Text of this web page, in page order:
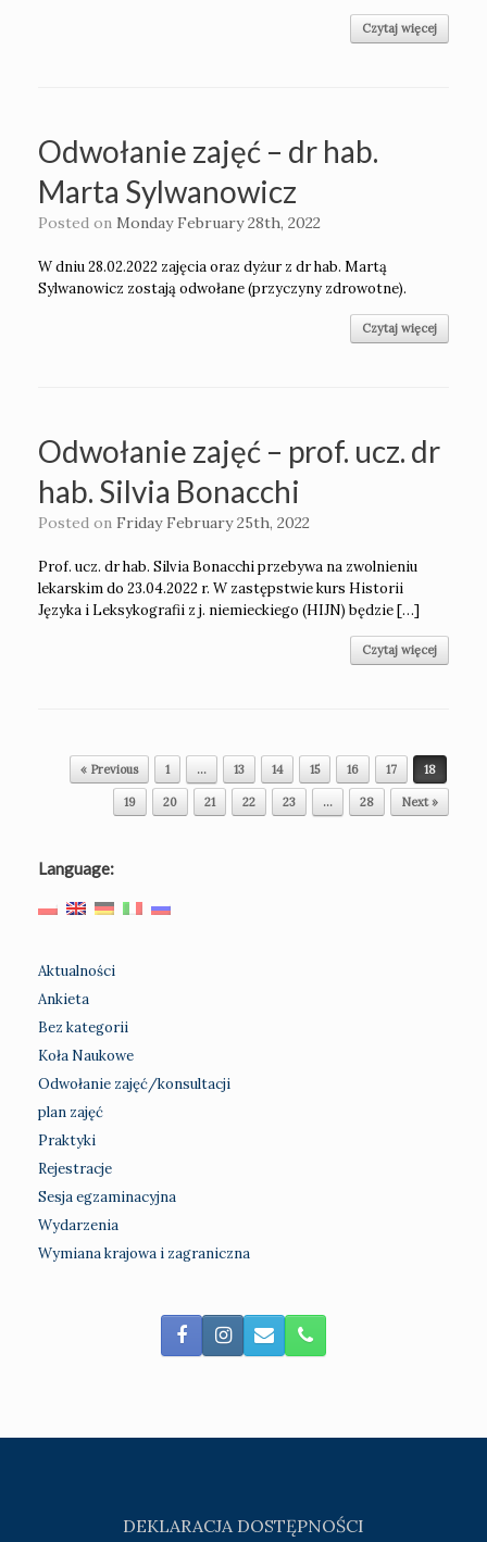
Czytaj więcej
Odwołanie zajęć – dr hab.
Marta Sylwanowicz
Posted on Monday February 28th, 2022
W dniu 28.02.2022 zajęcia oraz dyżur z dr hab. Martą
Sylwanowicz zostają odwołane (przyczyny zdrowotne).
Czytaj więcej
Odwołanie zajęć – prof. ucz. dr
hab. Silvia Bonacchi
Posted on Friday February 25th, 2022
Prof. ucz. dr hab. Silvia Bonacchi przebywa na zwolnieniu
lekarskim do 23.04.2022 r. W zastępstwie kurs Historii
Języka i Leksykografii z j. niemieckiego (HIJN) będzie […]
Czytaj więcej
Post navigation
« Previous 1 … 13 14 15 16 17 18
19 20 21 22 23 … 28 Next »
Language:
Aktualności
Ankieta
Bez kategorii
Koła Naukowe
Odwołanie zajęć/konsultacji
plan zajęć
Praktyki
Rejestracje
Sesja egzaminacyjna
Wydarzenia
Wymiana krajowa i zagraniczna
DEKLARACJA DOSTĘPNOŚCI